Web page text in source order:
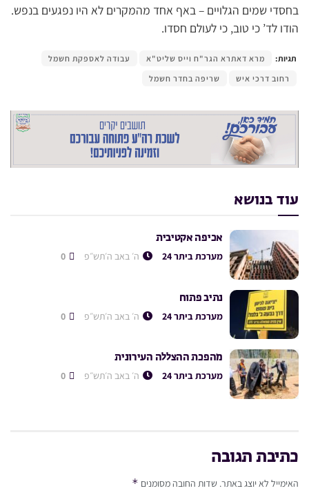
בחסדי שמים הגלויים – באף אחד מהמקרים לא היו נפגעים בנפש.
הודו לד’ כי טוב, כי לעולם חסדו.
תגיות: מרא דאתרא הגר"ח וייס שליט"א
עבודה לאספקת חשמל
רחוב דרכי איש
שריפה בחדר חשמל
עוד בנושא
אכיפה אקטיבית
מערכת ביתר 24 ה׳ באב ה׳תש״פ
נתיב פתוח
מערכת ביתר 24 ה׳ באב ה׳תש״פ
מהפכת ההצללה העירונית
מערכת ביתר 24 ה׳ באב ה׳תש״פ
כתיבת תגובה
האימייל לא יוצג באתר. שדות החובה מסומנים *